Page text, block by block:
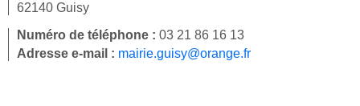
62140 Guisy
Numéro de téléphone : 03 21 86 16 13
Adresse e-mail : mairie.guisy@orange.fr